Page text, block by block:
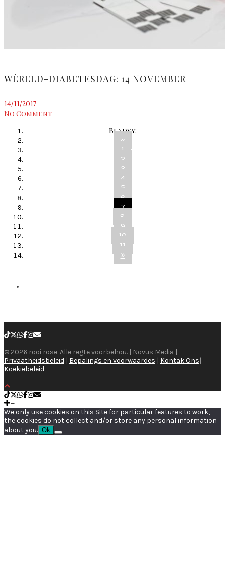
WÊRELD-DIABETESDAG: 14 NOVEMBER
14/11/2017
No Comment
Bladsy:
«
1
2
3
4
5
6
7
8
9
10
11
»
© 2026 rooi rose. Alle regte voorbehou. | Novus Media |
Privaatheidsbeleid | Bepalings en voorwaardes | Kontak Ons|
Koekiebeleid
We only use cookies on this Site for particular features to work,
the cookies do not collect and/or store any personal information
about you. Ok